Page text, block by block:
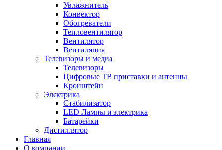
Увлажнитель
Конвектор
Обогреватели
Тепловентилятор
Вентилятор
Вентиляция
Телевизоры и медиа
Телевизоры
Цифровые ТВ приставки и антенны
Кронштейн
Электрика
Стабилизатор
LED Лампы и электрика
Батарейки
Дистиллятор
Главная
О компании